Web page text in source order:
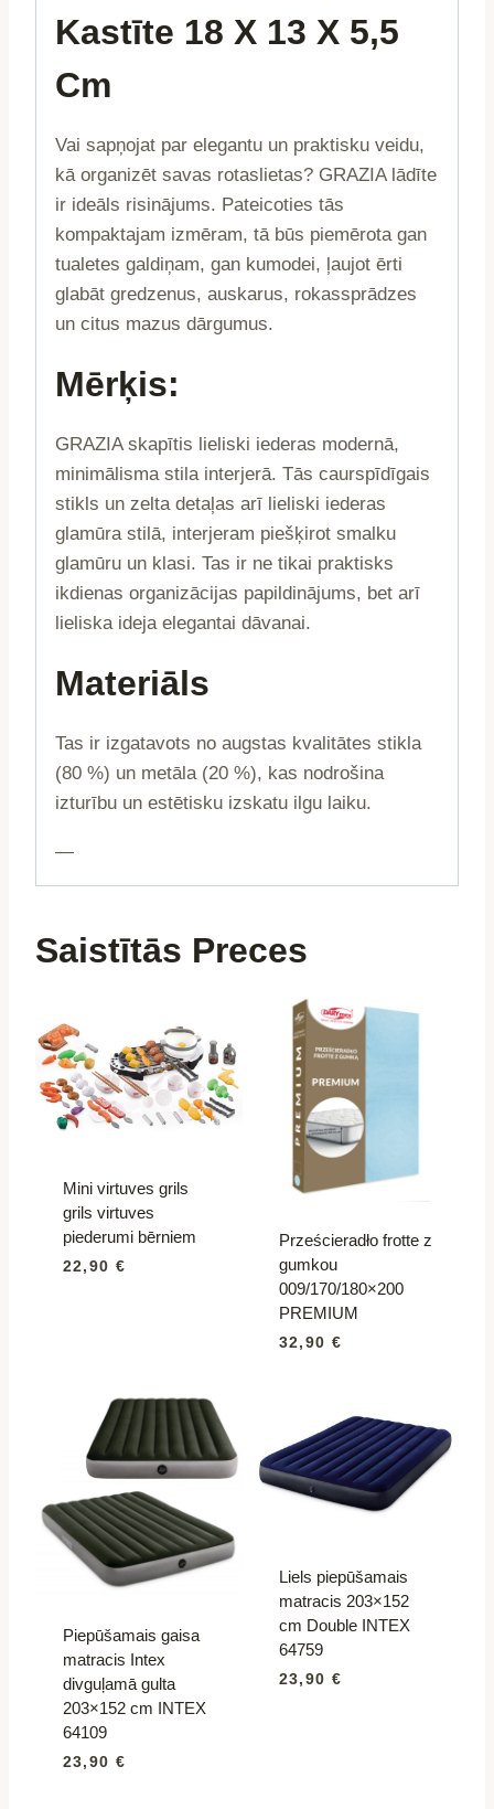
Kastīte 18 X 13 X 5,5
Cm
Vai sapņojat par elegantu un praktisku veidu,
kā organizēt savas rotaslietas? GRAZIA lādīte
ir ideāls risinājums. Pateicoties tās
kompaktajam izmēram, tā būs piemērota gan
tualetes galdiņam, gan kumodei, ļaujot ērti
glabāt gredzenus, auskarus, rokassprādzes
un citus mazus dārgumus.
Mērķis:
GRAZIA skapītis lieliski iederas modernā,
minimālisma stila interjerā. Tās caurspīdīgais
stikls un zelta detaļas arī lieliski iederas
glamūra stilā, interjeram piešķirot smalku
glamūru un klasi. Tas ir ne tikai praktisks
ikdienas organizācijas papildinājums, bet arī
lieliska ideja elegantai dāvanai.
Materiāls
Tas ir izgatavots no augstas kvalitātes stikla
(80 %) un metāla (20 %), kas nodrošina
izturību un estētisku izskatu ilgu laiku.
—
Saistītās Preces
Mini virtuves grils
grils virtuves
piederumi bērniem
22,90 €
Prześcieradło frotte z
gumkou
009/170/180×200
PREMIUM
32,90 €
Piepūšamais gaisa
matracis Intex
divguļamā gulta
203×152 cm INTEX
64109
23,90 €
Liels piepūšamais
matracis 203×152
cm Double INTEX
64759
23,90 €